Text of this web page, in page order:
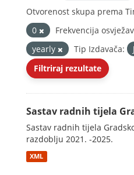
Otvorenost skupa prema
0
Frekvencija
yearly
Tip Izdavača:
Filtriraj rezultate
Sastav radnih tijela
Sastav radnih tijela
razdoblju 2021. -2025.
XML